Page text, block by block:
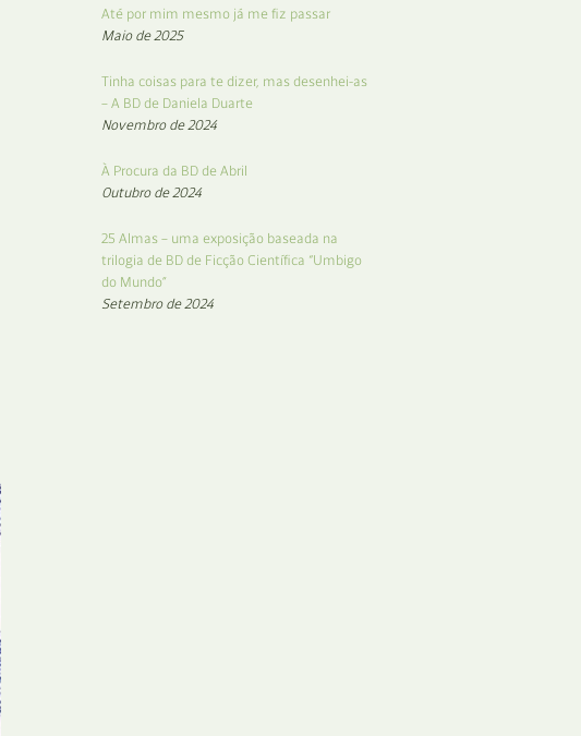
Até por mim mesmo já me fiz passar
Maio de 2025
Tinha coisas para te dizer, mas desenhei-as
– A BD de Daniela Duarte
Novembro de 2024
À Procura da BD de Abril
Outubro de 2024
25 Almas – uma exposição baseada na
trilogia de BD de Ficção Científica “Umbigo
do Mundo”
Setembro de 2024